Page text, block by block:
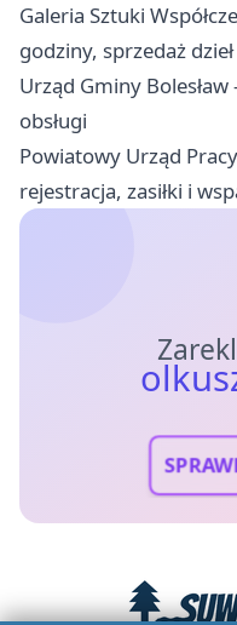
Galeria Sztuki
godziny, sprzedaż
Urząd Gminy
obsługi
Powiatowy Urząd
rejestracja, zasiłki i